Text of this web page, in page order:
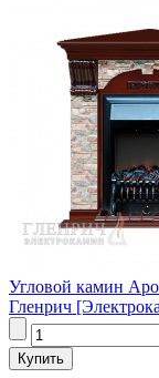
Угловой камин
Гленрич